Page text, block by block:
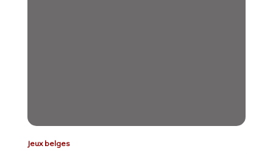
Jeux belges